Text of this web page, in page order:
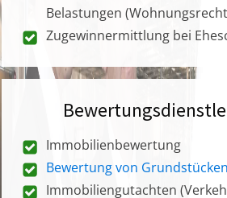
Belastungen
Zugewinnermittlung bei
Immobilienbewertung
Bewertung von Grundstücken
Immobiliengutachten